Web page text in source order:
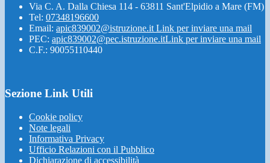
Via C. A. Dalla Chiesa 114 - 63811 Sant'Elpidio a Mare (FM)
Tel: 07348196600
Email: apic839002@istruzione.it Link per inviare una mail
PEC: apic839002@pec.istruzione.itLink per inviare una mail
C.F.: 90055110440
Sezione Link Utili
Cookie policy
Note legali
Informativa Privacy
Ufficio Relazioni con il Pubblico
Dichiarazione di accessibilità